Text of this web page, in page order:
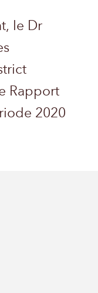
le Dr
Rapport
2020